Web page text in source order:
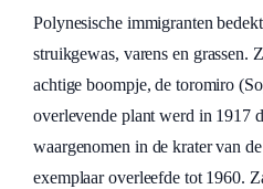
Polynesische immigranten
struikgewas, varens en grassen.
achtige boompje, de toromiro
overlevende plant werd in 1917
waargenomen in de krater van
exemplaar overleefde tot 1960.